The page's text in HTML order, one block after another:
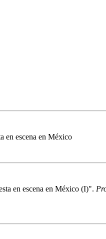
en escena en México
en escena en México (I)".